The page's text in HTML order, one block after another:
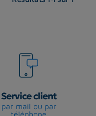
Service client
par mail ou par
téléphone